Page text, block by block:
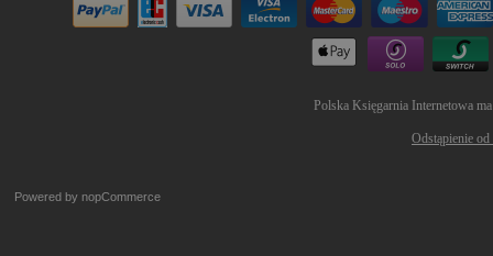
Polska Księgarnia Internetowa
Odstąpienie
Powered by nopCommerce